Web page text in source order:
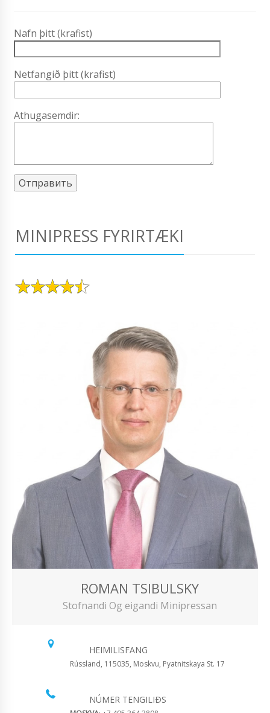
Nafn þitt (krafist)
Netfangið þitt (krafist)
Athugasemdir:
MINIPRESS FYRIRTÆKI
ROMAN TSIBULSKY
Stofnandi Og eigandi Minipressan
HEIMILISFANG
Rússland, 115035, Moskvu, Pyatnitskaya St. 17
NÚMER TENGILIÐS